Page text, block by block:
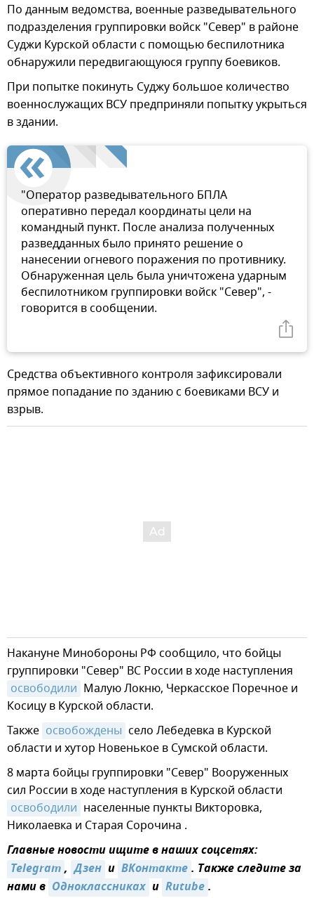
По данным ведомства, военные разведывательного
подразделения группировки войск "Север" в районе
Суджи Курской области с помощью беспилотника
обнаружили передвигающуюся группу боевиков.
При попытке покинуть Суджу большое количество
военнослужащих ВСУ предприняли попытку укрыться
в здании.
"Оператор разведывательного БПЛА
оперативно передал координаты цели на
командный пункт. После анализа полученных
разведданных было принято решение о
нанесении огневого поражения по противнику.
Обнаруженная цель была уничтожена ударным
беспилотником группировки войск "Север", -
говорится в сообщении.
Средства объективного контроля зафиксировали
прямое попадание по зданию с боевиками ВСУ и
взрыв.
Накануне Минобороны РФ сообщило, что бойцы
группировки "Север" ВС России в ходе наступления
освободили Малую Локню, Черкасское Поречное и
Косицу в Курской области.
Также освобождены село Лебедевка в Курской
области и хутор Новенькое в Сумской области.
8 марта бойцы группировки "Север" Вооруженных
сил России в ходе наступления в Курской области
освободили населенные пункты Викторовка,
Николаевка и Старая Сорочина .
Главные новости ищите в наших соцсетях:
Telegram, Дзен и ВКонтакте. Также следите за
нами в Одноклассниках и Rutube.